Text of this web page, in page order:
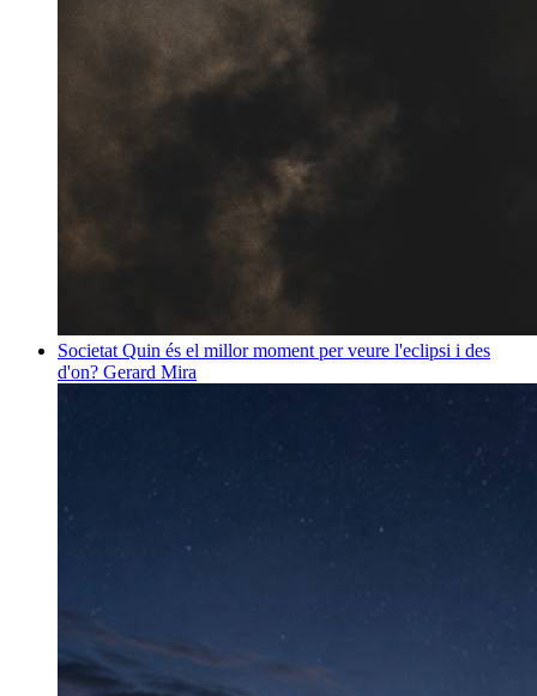
Societat Quin és el millor moment per veure l'eclipsi i des
d'on? Gerard Mira